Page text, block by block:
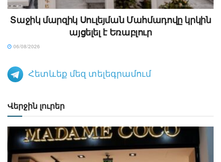
Տաջիկ մարզիկ Սուլեյման Մահմադովը կրկին
այցելել է Եռաբլուր
06/08/2026
Հետևեք մեզ տելեգրամում
Վերջին լուրեր